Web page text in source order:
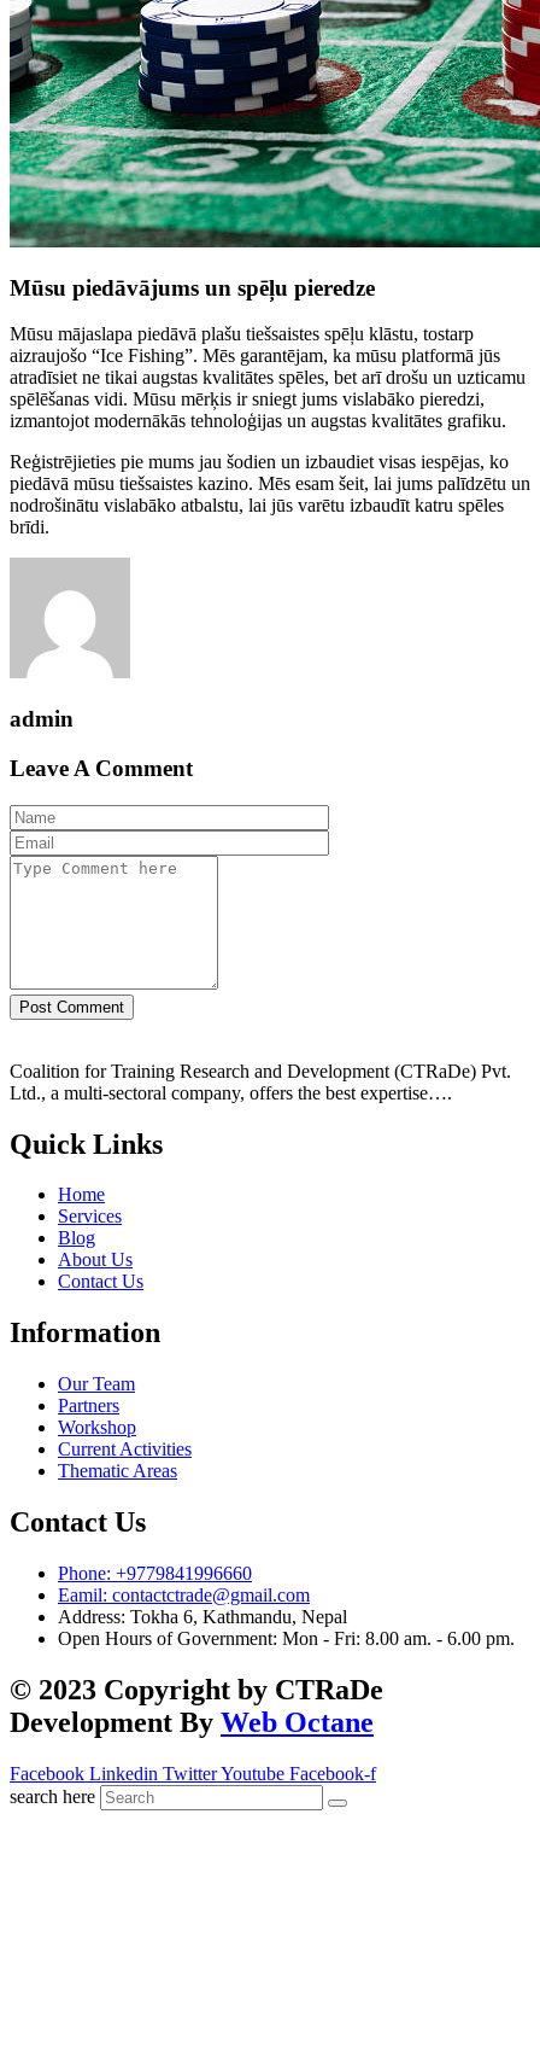
Mūsu piedāvājums un spēļu pieredze
Mūsu mājaslapa piedāvā plašu tiešsaistes spēļu klāstu, tostarp
aizraujošo “Ice Fishing”. Mēs garantējam, ka mūsu platformā jūs
atradīsiet ne tikai augstas kvalitātes spēles, bet arī drošu un uzticamu
spēlēšanas vidi. Mūsu mērķis ir sniegt jums vislabāko pieredzi,
izmantojot modernākās tehnoloģijas un augstas kvalitātes grafiku.
Reģistrējieties pie mums jau šodien un izbaudiet visas iespējas, ko
piedāvā mūsu tiešsaistes kazino. Mēs esam šeit, lai jums palīdzētu un
nodrošinātu vislabāko atbalstu, lai jūs varētu izbaudīt katru spēles
brīdi.
admin
Leave A Comment
Post Comment
Coalition for Training Research and Development (CTRaDe) Pvt.
Ltd., a multi-sectoral company, offers the best expertise….
Quick Links
Home
Services
Blog
About Us
Contact Us
Information
Our Team
Partners
Workshop
Current Activities
Thematic Areas
Contact Us
Phone: +9779841996660
Eamil: contactctrade@gmail.com
Address: Tokha 6, Kathmandu, Nepal
Open Hours of Government: Mon - Fri: 8.00 am. - 6.00 pm.
© 2023 Copyright by CTRaDe
Development By Web Octane
Facebook Linkedin TwitterYoutube Facebook-f
search here